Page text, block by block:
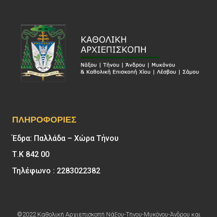
ΠΛΗΡΟΦΟΡΊΕΣ
Έδρα: Παλλάδα – Χώρα Τήνου
Τ.Κ 842 00
Τηλέφωνο : 2283022382
©2022 Καθολική Αρχιεπισκοπή Νάξου-Τήνου-Μυκόνου-Άνδρου και